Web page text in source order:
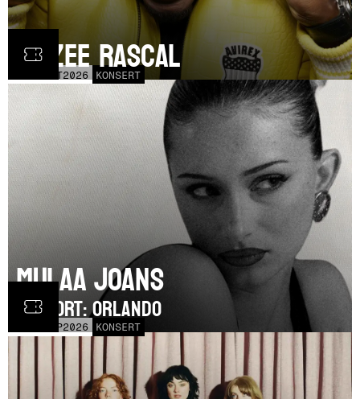
OCT2026 KONSERT
Dizzee Rascal
SEP2026 KONSERT
Mulaa Joans
SUPPORT: Orlando